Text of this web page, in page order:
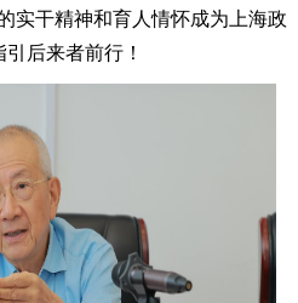
实干精神和育人情怀成为上海政
后来者前行！